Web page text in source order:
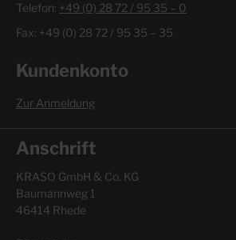
Telefon: +49 (0) 28 72 / 95 35 – 0
Fax: +49 (0) 28 72 / 95 35 – 35
Kundenkonto
Zur Anmeldung
Anschrift
KRASO GmbH & Co. KG
Baumannweg 1
46414 Rhede